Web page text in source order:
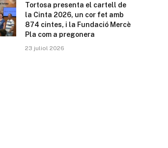
Tortosa presenta el cartell de
la Cinta 2026, un cor fet amb
874 cintes, i la Fundació Mercè
Pla com a pregonera
23 juliol 2026